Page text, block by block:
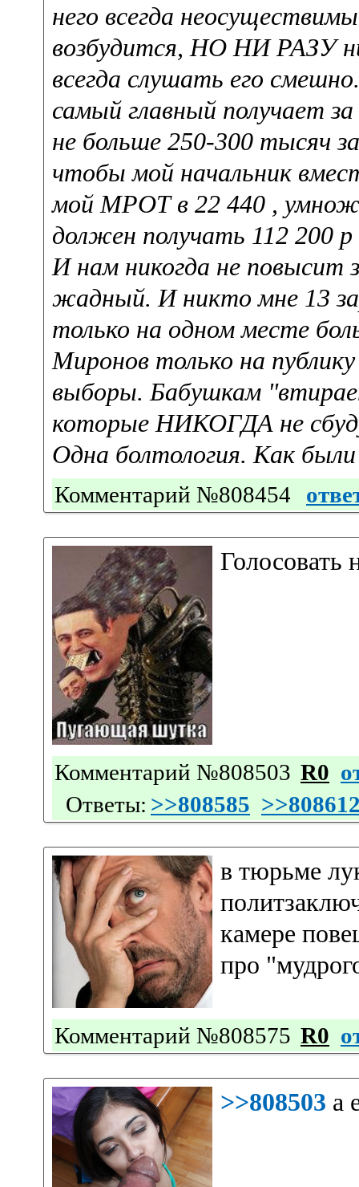
него всегда
возбудится, НО НИ РАЗУ
всегда слушать его
самый главный получает
не больше 250-300 тысяч
чтобы мой начальник
мой МРОТ в 22 440 ,
должен получать 112 200
И нам никогда не повысит
жадный. И никто мне 13
только на одном месте
Миронов только на
выборы. Бабушкам
которые НИКОГДА не
Одна болтология. Как
Комментарий №808454
Голосовать
Комментарий №808503 R0
Ответы: >>808585
​​в тюрьме
камере
про
Комментарий №808575 R0
>>808503 а